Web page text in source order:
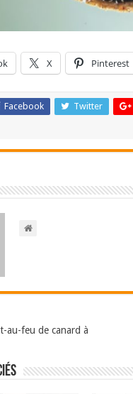
X Pinterest
Facebook Twitter
au-feu de canard à